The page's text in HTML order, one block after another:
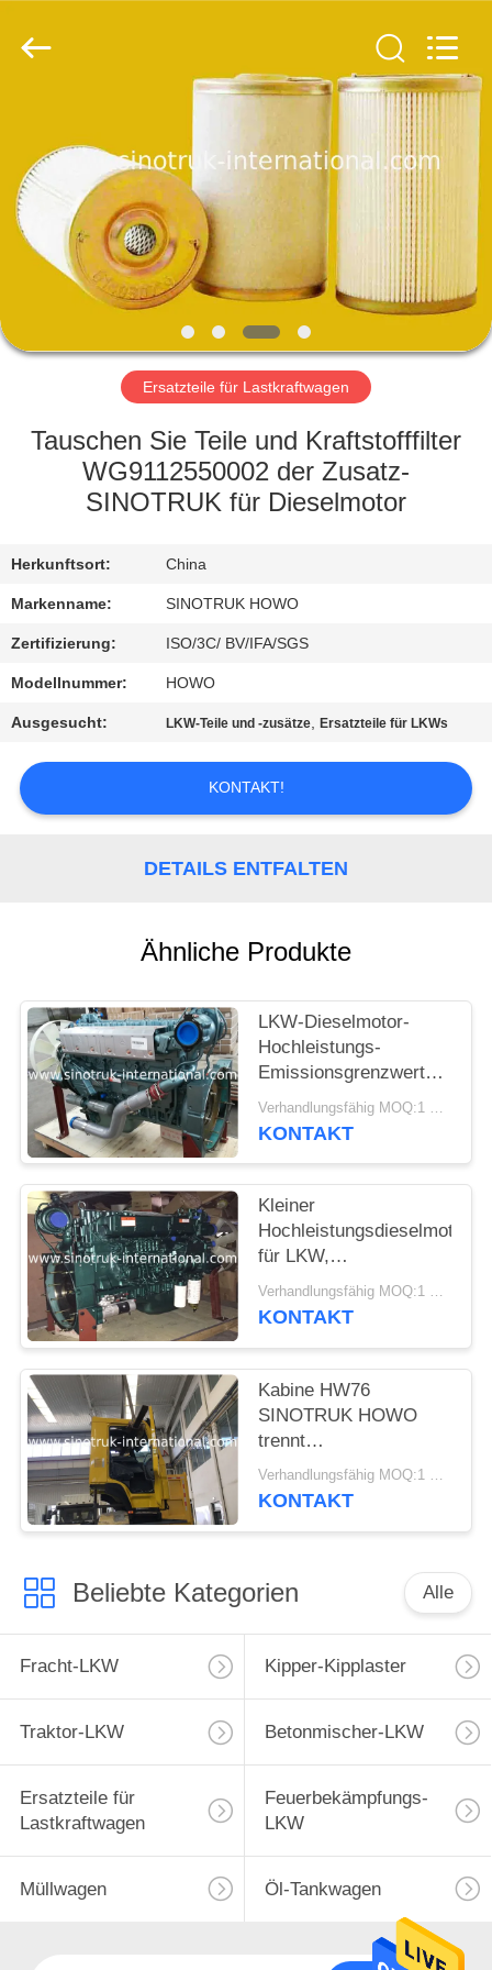
HAUSE
PRODUKTE
ÜBER
UNS
WERKSBESICHTIGUNG
QUALITÄTSKONTROLLE
MIT
UNS
BITTE
UM
ANGEBOT
LTD..
Ersatzteile für Lastkraftwagen
Tauschen Sie Teile und Kraftstofffilter
WG9112550002 der Zusatz-
SINOTRUK für Dieselmotor
Herkunftsort: China
Markenname: SINOTRUK HOWO
Zertifizierung: ISO/3C/ BV/IFA/SGS
Modellnummer: HOWO
Ausgesucht: LKW-Teile und -zusätze,Ersatzteile für LKWs
KONTAKT!
DETAILS ENTFALTEN
Ähnliche Produkte
LKW-Dieselmotor-
Hochleistungs-
Emissionsgrenzwert
Euro2 WD615.47
371HP
Verhandlungsfähig MOQ:1 EINHEIT
KONTAKT
Kleiner
Hochleistungsdieselmotor
für LKW,
leistungsfähigster
Diesel-halb Lkw-Motor
Verhandlungsfähig MOQ:1 EINHEIT
KONTAKT
Kabine HW76
SINOTRUK HOWO
trennt
Sattelzugmaschine und
Auflieger sich vom
Verhandlungsfähig MOQ:1 EINHEIT
KONTAKT
Beliebte Kategorien Alle
Fracht-LKW Kipper-Kipplaster
Traktor-LKW Betonmischer-LKW
Ersatzteile für
Lastkraftwagen
Feuerbekämpfungs-
LKW
Müllwagen Öl-Tankwagen